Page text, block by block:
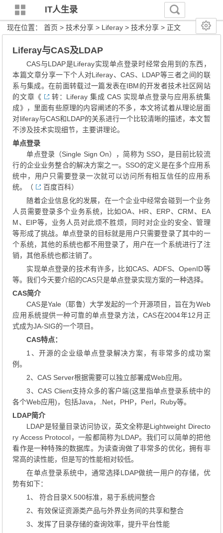
IT人生录
现在位置：首页 >技术分享 > Liferay >技术分享 > 正文
Liferay与CAS及LDAP
CAS与LDAP是Liferay实现单点登录时经常会用到的东西，
本篇文章分享一下个人对Liferay、CAS、LDAP等三者之间的联
系与集成。在前面转载过一篇发表在IBM的开发者技术社区网站
的文章《
转：Liferay 集成 CAS 实现单点登录与应用系统集
成》，里面有些原理的内容阐述的不多，本文将试着从理论层面
对liferay与CAS和LDAP的关系进行一个比较清晰的描述，本文暂
不涉及技术实现细节，主要讲理论。
单点登录
单点登录（Single Sign On），简称为 SSO，是目前比较流
行的企业业务整合的解决方案之一。SSO的定义是在多个应用系
统中，用户只需要登录一次就可以访问所有相互信任的应用系
统。（
百度百科）
随着企业信息化的发展，在一个企业中经常会碰到一个业务
人员需要登录多个业务系统，比如OA、HR、ERP、CRM、EA
M、EIP等，业务人员对此烦不胜烦，同时对企业的安全、管理
等形成了挑战。单点登录的目标就是用户只需要登录了其中的一
个系统，其他的系统也都不用登录了，用户在一个系统进行了注
销，其他系统也都注销了。
实现单点登录的技术有许多，比如CAS、ADFS、OpenID等
等。我们今天要介绍的CAS只是单点登录实现方案的一种选择。
CAS简介
CAS是Yale（耶鲁）大学发起的一个开源项目，旨在为Web
应用系统提供一种可靠的单点登录方法，CAS在2004年12月正
式成为JA-SIG的一个项目。
CAS特点：
1、开源的企业级单点登录解决方案，有非常多的成功案
例。
2、CAS Server根据需要可以独立部署成Web应用。
3、CAS Client支持众多的客户端(这里指单点登录系统中的
各个Web应用)，包括Java，.Net，PHP，Perl，Ruby等。
LDAP简介
LDAP是轻量目录访问协议，英文全称是Lightweight Directo
ry Access Protocol，一般都简称为LDAP。我们可以简单的把他
看作是一种特殊的数据库。为读查询做了非常多的优化，拥有非
常高的读性能，但是写的性能相对较低。
在单点登录系统中，通常选择LDAP做统一用户的存储，优
势有如下：
1、 符合目录X.500标准，易于系统间整合
2、有效保证资源类产品与外界业务间的共享和整合
3、发挥了目录存储的查询效率，提升平台性能